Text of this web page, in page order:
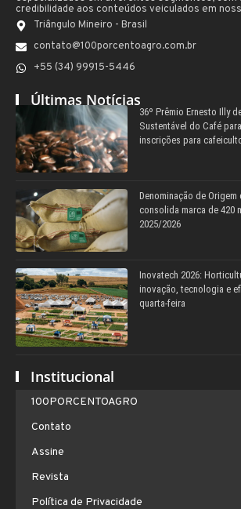
credibilidade aos conteúdos veiculados em
Triângulo Mineiro - Brasil
contato@100porcentoagro.com.br
+55 (34) 99915-5446
Últimas Notícias
36º Prêmio Ernesto Illy
Sustentável do Café
inscrições para
Denominação de
consolida marca de 420
2025/2026
Inovatech 2026:
inovação, tecnologia e
quarta-feira
Institucional
100PORCENTOAGRO
Contato
Assine
Revista
Política de Privacidade